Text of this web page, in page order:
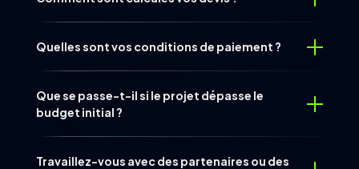
Quelles sont vos conditions de paiement ?
Que se passe-t-il si le projet dépasse le
budget initial ?
Travaillez-vous avec des partenaires ou des